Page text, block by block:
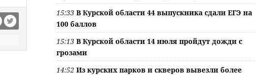
15:33 В Курской области 44 выпускника сдали ЕГЭ на
100 баллов
15:13 В Курской области 14 июля пройдут дожди с
грозами
14:52 Из курских парков и скверов вывезли более